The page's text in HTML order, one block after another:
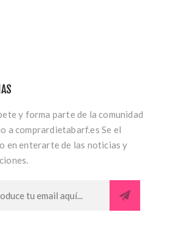
y forma parte de la comunidad
a comprardietabarf.es Se el
en enterarte de las noticias y